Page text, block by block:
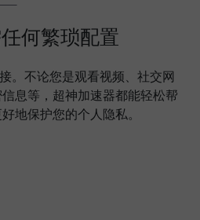
何繁琐配置
。不论您是观看视频、社交网
息等，超神加速器都能轻松帮
地保护您的个人隐私。